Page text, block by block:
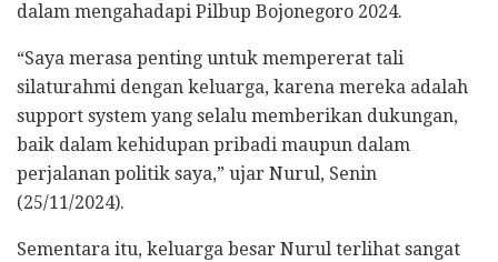
dalam mengahadapi Pilbup Bojonegoro 2024.
“Saya merasa penting untuk mempererat tali
silaturahmi dengan keluarga, karena mereka adalah
support system yang selalu memberikan dukungan,
baik dalam kehidupan pribadi maupun dalam
perjalanan politik saya,” ujar Nurul, Senin
(25/11/2024).
Sementara itu, keluarga besar Nurul terlihat sangat